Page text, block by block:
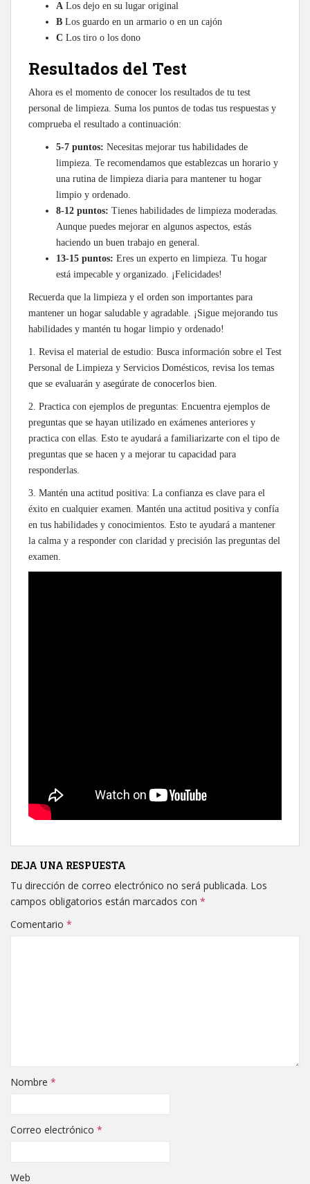
A Los dejo en su lugar original
B Los guardo en un armario o en un cajón
C Los tiro o los dono
Resultados del Test
Ahora es el momento de conocer los resultados de tu test
personal de limpieza. Suma los puntos de todas tus respuestas y
comprueba el resultado a continuación:
5-7 puntos: Necesitas mejorar tus habilidades de
limpieza. Te recomendamos que establezcas un horario y
una rutina de limpieza diaria para mantener tu hogar
limpio y ordenado.
8-12 puntos: Tienes habilidades de limpieza moderadas.
Aunque puedes mejorar en algunos aspectos, estás
haciendo un buen trabajo en general.
13-15 puntos: Eres un experto en limpieza. Tu hogar
está impecable y organizado. ¡Felicidades!
Recuerda que la limpieza y el orden son importantes para
mantener un hogar saludable y agradable. ¡Sigue mejorando tus
habilidades y mantén tu hogar limpio y ordenado!
1. Revisa el material de estudio: Busca información sobre el Test
Personal de Limpieza y Servicios Domésticos, revisa los temas
que se evaluarán y asegúrate de conocerlos bien.
2. Practica con ejemplos de preguntas: Encuentra ejemplos de
preguntas que se hayan utilizado en exámenes anteriores y
practica con ellas. Esto te ayudará a familiarizarte con el tipo de
preguntas que se hacen y a mejorar tu capacidad para
responderlas.
3. Mantén una actitud positiva: La confianza es clave para el
éxito en cualquier examen. Mantén una actitud positiva y confía
en tus habilidades y conocimientos. Esto te ayudará a mantener
la calma y a responder con claridad y precisión las preguntas del
examen.
DEJA UNA RESPUESTA
Tu dirección de correo electrónico no será publicada. Los
campos obligatorios están marcados con *
Comentario *
Nombre *
Correo electrónico *
Web